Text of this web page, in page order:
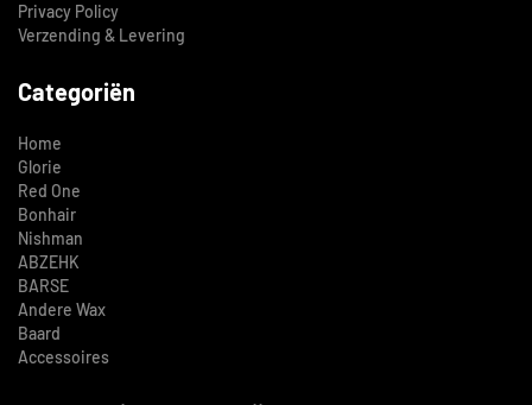
Privacy Policy
Verzending & Levering
Categoriën
Home
Glorie
Red One
Bonhair
Nishman
ABZEHK
BARSE
Andere Wax
Baard
Accessoires